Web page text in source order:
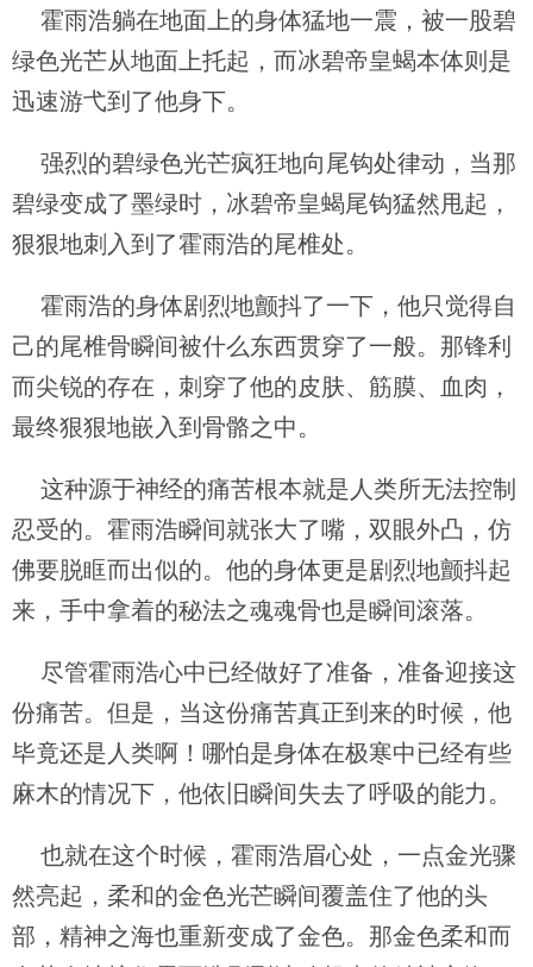
霍雨浩躺在地面上的身体猛地一震，被一股碧
绿色光芒从地面上托起，而冰碧帝皇蝎本体则是
迅速游弋到了他身下。
强烈的碧绿色光芒疯狂地向尾钩处律动，当那
碧绿变成了墨绿时，冰碧帝皇蝎尾钩猛然甩起，
狠狠地刺入到了霍雨浩的尾椎处。
霍雨浩的身体剧烈地颤抖了一下，他只觉得自
己的尾椎骨瞬间被什么东西贯穿了一般。那锋利
而尖锐的存在，刺穿了他的皮肤、筋膜、血肉，
最终狠狠地嵌入到骨骼之中。
这种源于神经的痛苦根本就是人类所无法控制
忍受的。霍雨浩瞬间就张大了嘴，双眼外凸，仿
佛要脱眶而出似的。他的身体更是剧烈地颤抖起
来，手中拿着的秘法之魂魂骨也是瞬间滚落。
尽管霍雨浩心中已经做好了准备，准备迎接这
份痛苦。但是，当这份痛苦真正到来的时候，他
毕竟还是人类啊！哪怕是身体在极寒中已经有些
麻木的情况下，他依旧瞬间失去了呼吸的能力。
也就在这个时候，霍雨浩眉心处，一点金光骤
然亮起，柔和的金色光芒瞬间覆盖住了他的头
部，精神之海也重新变成了金色。那金色柔和而